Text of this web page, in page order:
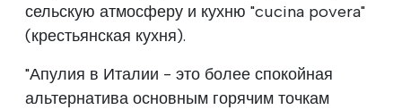
сельскую атмосферу и кухню "cucina povera"
(крестьянская кухня).
"Апулия в Италии - это более спокойная
альтернатива основным горячим точкам